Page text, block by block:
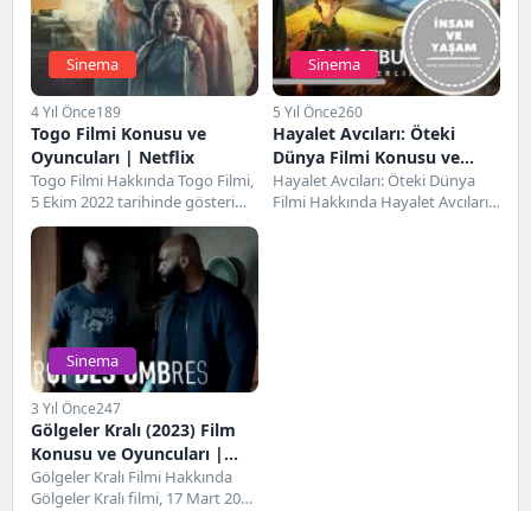
Sinema
4 Yıl Önce189
Togo Filmi Konusu ve
Oyuncuları | Netflix
Togo Filmi Hakkında Togo Filmi,
5 Ekim 2022 tarihinde gösterime
giren Uruguay yapımı bir
filmdir....
Sinema
5 Yıl Önce260
Hayalet Avcıları: Öteki
Dünya Filmi Konusu ve
Oyuncuları
Hayalet Avcıları: Öteki Dünya
Filmi Hakkında Hayalet Avcıları:
Sinema
3 Yıl Önce247
Gölgeler Kralı (2023) Film
Konusu ve Oyuncuları |
Netflix
Gölgeler Kralı Filmi Hakkında
Gölgeler Kralı filmi, 17 Mart 2023